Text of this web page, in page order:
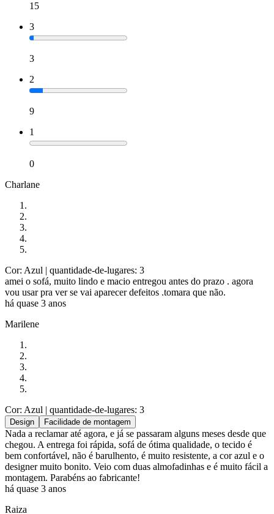
15
3
3
2
9
1
0
Charlane
Cor: Azul | quantidade-de-lugares: 3
amei o sofá, muito lindo e macio entregou antes do prazo . agora
vou usar pra ver se vai aparecer defeitos .tomara que não.
há quase 3 anos
Marilene
Cor: Azul | quantidade-de-lugares: 3
Design Facilidade de montagem
Nada a reclamar até agora, e já se passaram alguns meses desde que
chegou. A entrega foi rápida, sofá de ótima qualidade, o tecido é
bem confortável, não é barulhento, é muito resistente, a cor azul e o
designer muito bonito. Veio com duas almofadinhas e é muito fácil a
montagem. Parabéns ao fabricante!
há quase 3 anos
Raiza